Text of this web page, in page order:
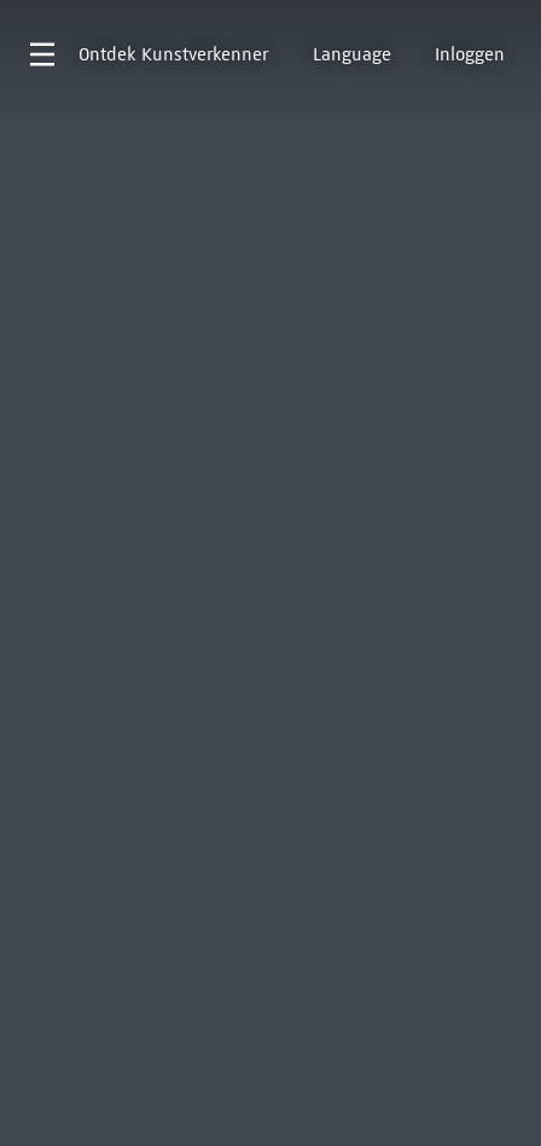
Ontdek Kunstverkenner Language Inloggen